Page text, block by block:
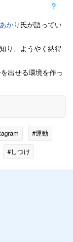
あかり 氏が語ってい
り、ようやく納得
出せる環境を作っ
#運動
#しつけ